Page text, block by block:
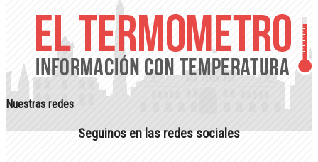
Nuestras redes
Seguinos en las redes sociales